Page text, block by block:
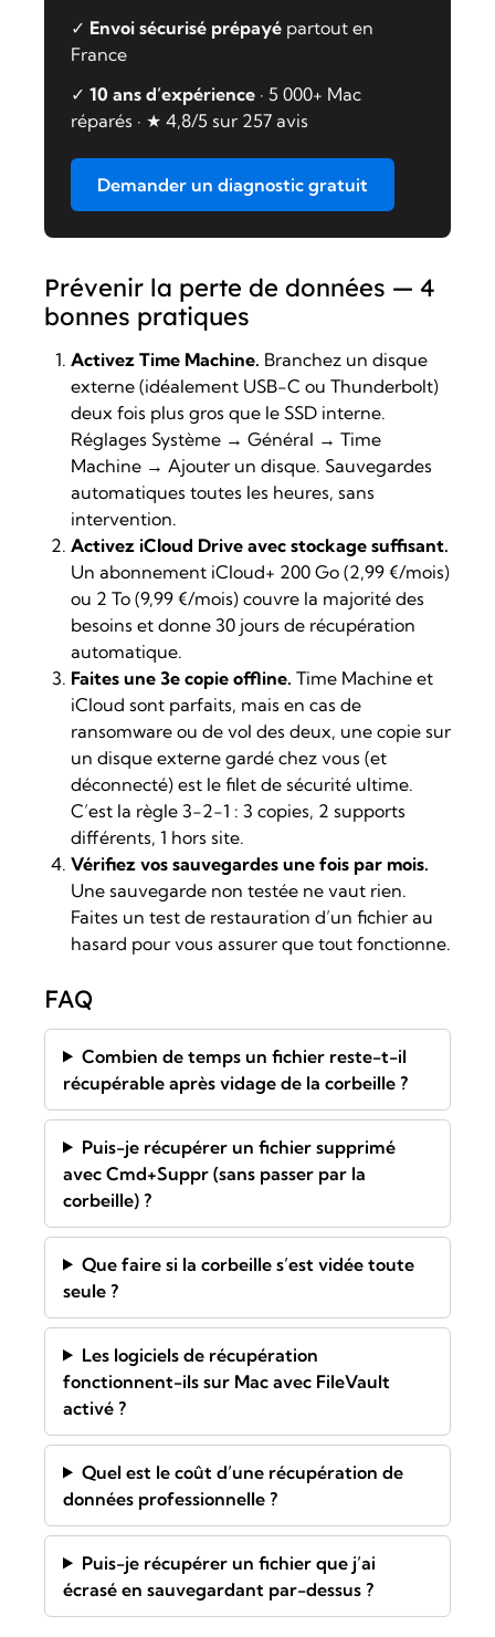
✓ Envoi sécurisé prépayé partout en
France
✓ 10 ans d’expérience · 5 000+ Mac
réparés · ★ 4,8/5 sur 257 avis
Demander un diagnostic gratuit
Prévenir la perte de données — 4
bonnes pratiques
Activez Time Machine. Branchez un disque
externe (idéalement USB-C ou Thunderbolt)
deux fois plus gros que le SSD interne.
Réglages Système → Général → Time
Machine → Ajouter un disque. Sauvegardes
automatiques toutes les heures, sans
intervention.
Activez iCloud Drive avec stockage suffisant.
Un abonnement iCloud+ 200 Go (2,99 €/mois)
ou 2 To (9,99 €/mois) couvre la majorité des
besoins et donne 30 jours de récupération
automatique.
Faites une 3e copie offline. Time Machine et
iCloud sont parfaits, mais en cas de
ransomware ou de vol des deux, une copie sur
un disque externe gardé chez vous (et
déconnecté) est le filet de sécurité ultime.
C’est la règle 3-2-1 : 3 copies, 2 supports
différents, 1 hors site.
Vérifiez vos sauvegardes une fois par mois.
Une sauvegarde non testée ne vaut rien.
Faites un test de restauration d’un fichier au
hasard pour vous assurer que tout fonctionne.
FAQ
Combien de temps un fichier reste-t-il
récupérable après vidage de la corbeille ?
Puis-je récupérer un fichier supprimé
avec Cmd+Suppr (sans passer par la
corbeille) ?
Que faire si la corbeille s’est vidée toute
seule ?
Les logiciels de récupération
fonctionnent-ils sur Mac avec FileVault
activé ?
Quel est le coût d’une récupération de
données professionnelle ?
Puis-je récupérer un fichier que j’ai
écrasé en sauvegardant par-dessus ?